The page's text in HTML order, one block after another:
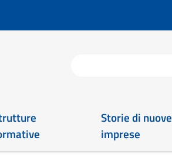
Storie di nuove
imprese